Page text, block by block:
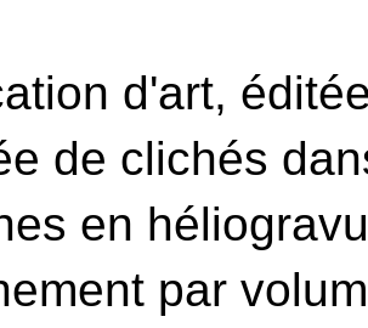
d'art,
de clichés
en
par